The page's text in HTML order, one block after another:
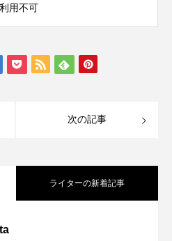
用不可
次の記事
ライターの新着記事
犬とSUPを楽しめるおすすめ